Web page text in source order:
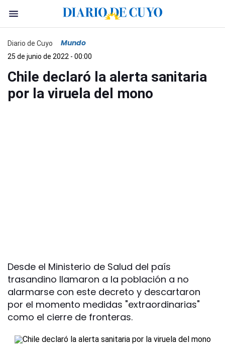
Diario de Cuyo Mundo
25 de junio de 2022 - 00:00
Chile declaró la alerta sanitaria
por la viruela del mono
Desde el Ministerio de Salud del país
trasandino llamaron a la población a no
alarmarse con este decreto y descartaron
por el momento medidas "extraordinarias"
como el cierre de fronteras.